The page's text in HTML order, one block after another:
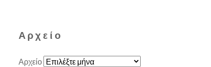
Αρχείο
Αρχείο